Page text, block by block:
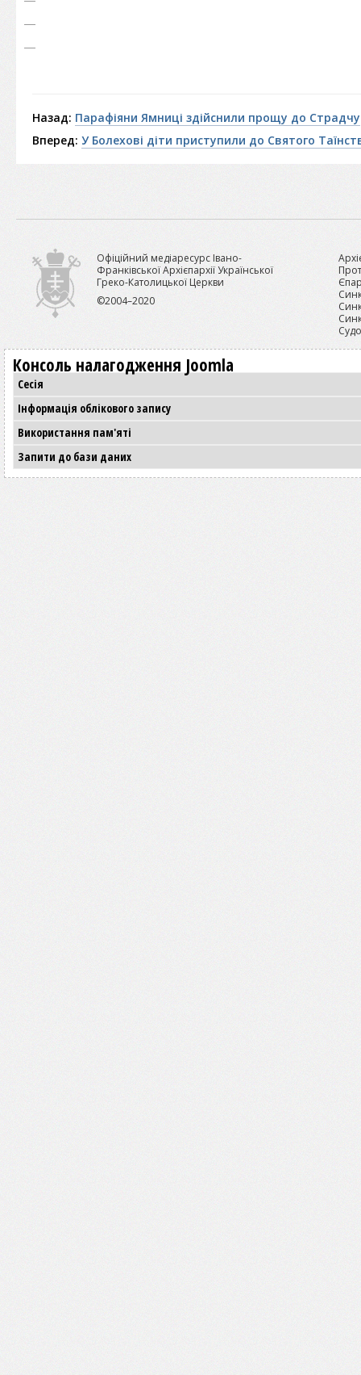
Назад: Парафіяни Ямниці здійснили прощу до Страдчу
Вперед: У Болехові діти приступили до Святого
Офіційний медіаресурс Івано-
Франківської Архієпархії Української
Греко-Католицької Церкви
©2004–2020
Консоль налагодження Joomla
Сесія
Інформація облікового запису
Використання пам'яті
Запити до бази даних